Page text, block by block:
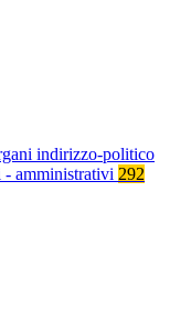
indirizzo-politico
amministrativi 292